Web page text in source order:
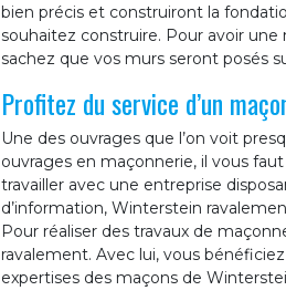
bien précis et construiront la
souhaitez construire. Pour avoir une
sachez que vos murs seront posés
Profitez du service d’un
Une des ouvrages que l’on voit
ouvrages en maçonnerie, il vous
travailler avec une entreprise
d’information, Winterstein
Pour réaliser des travaux de
ravalement. Avec lui, vous
expertises des maçons de